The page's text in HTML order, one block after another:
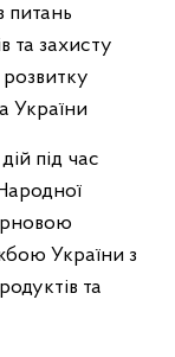
та захисту
України
під час
України з
та